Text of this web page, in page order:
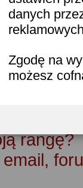
danych
Zgodę na
możesz
ale
liście!
rangę?